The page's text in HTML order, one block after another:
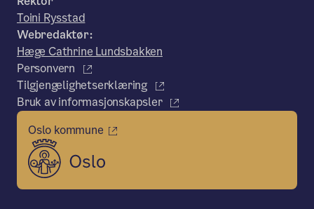
Toini Rysstad
Webredaktør:
Hæge Cathrine Lundsbakken
Personvern
Tilgjengelighetserklæring
Bruk av informasjonskapsler
Oslo kommune